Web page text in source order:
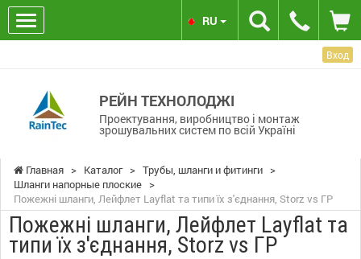
Вход
РЕЙН ТЕХНОЛОДЖІ
Проектування, виробництво і монтаж
зрошувальних систем по всій Україні
RU
Главная > Каталог > Трубы, шланги и фитинги >
Шланги напорные плоские >
Пожежні шланги, Лейфлет Layflat та типи їх з'єднання, Storz vs ГР
Пожежні шланги, Лейфлет Layflat та
типи їх з'єднання, Storz vs ГР